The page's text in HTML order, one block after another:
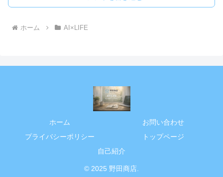
ホーム AI×LIFE
ホーム
お問い合わせ
プライバシーポリシー
トップページ
自己紹介
© 2025 野田商店.